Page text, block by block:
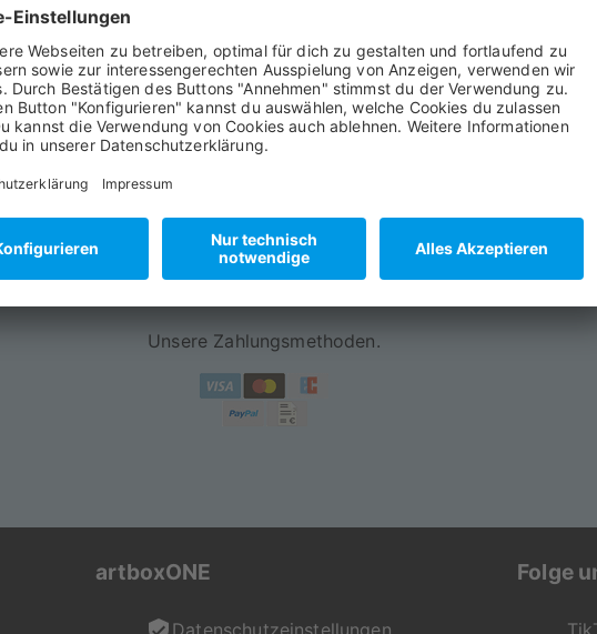
mit unseren hochwertigen
m² starkem Bilderdruckpapier gedruckt
ist das Papier besonders lichtbeständig
und kiefer erhältlich
Schutz deines Lieblingsposters
und die rückseitige Versiegelung vor Staub und Schmutz
und sicher verpackt
in der gewohnt hohen Qualität von artboxONE.
zu Motiv, Produkt oder Format hast, ist unser
service@artboxone.de
Unsere Zahlungsmethoden.
artboxONE
Datenschutzeinstellungen
Folge